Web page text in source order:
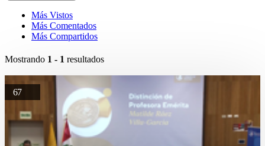
Más Vistos
Más Comentados
Más Compartidos
Mostrando 1 - 1 resultados
67